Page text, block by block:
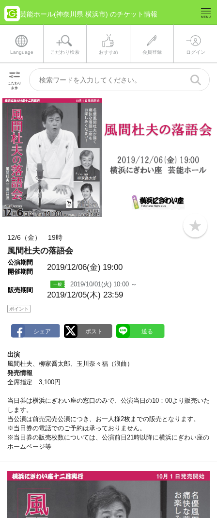
芸能ホール(神奈川県 横浜市) のチケット情報
Language こだわり検索 おすすめ 会員登録 ログイン
こだわり
条件
b
o
12/6（金） 19時
風間杜夫の落語会
公演期間
開催期間
2019/12/06(金) 19:00
販売期間
2019/10/01(火) 10:00 ～
2019/12/05(木) 23:59
ポイント
出演
風間杜夫、柳家喬太郎、玉川奈々福（浪曲）
発売情報
全席指定 3,100円
当日券は横浜にぎわい座の窓口のみで、公演当日の10：00より販売いた
します。
当公演は前売完売公演につき、お一人様2枚までの販売となります。
※当日券の電話でのご予約は承っておりません。
※当日券の販売枚数については、公演前日21時以降に横浜にぎわい座の
ホームページ等